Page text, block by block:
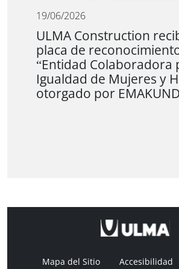
19/06/2026
ULMA Construction
placa de
“Entidad Colaboradora
Igualdad de Mujeres y
otorgado por
Mapa del Sitio Accesibilidad